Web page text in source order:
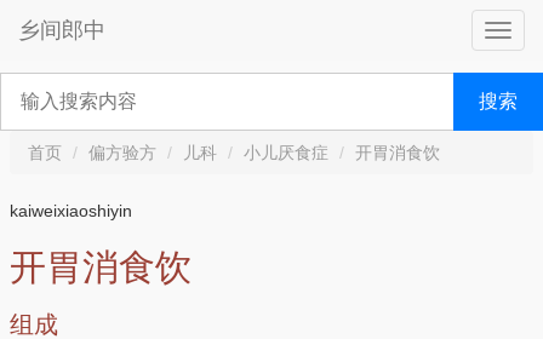
乡间郎中
搜索
首页 偏方验方 儿科 小儿厌食症 开胃消食饮
kaiweixiaoshiyin
开胃消食饮
组成